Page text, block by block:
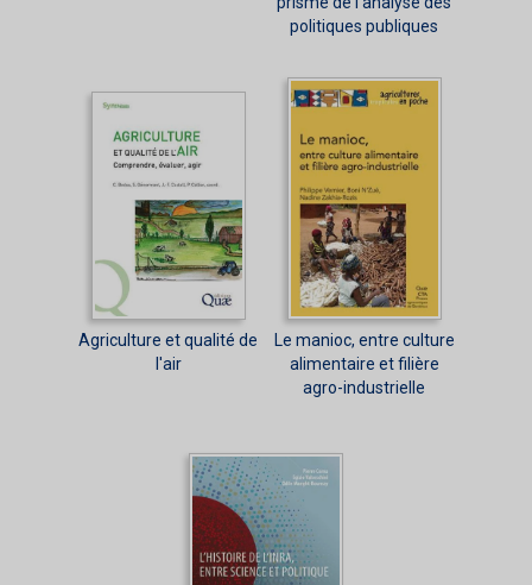
politiques publiques
Agriculture et qualité de
l'air
Le manioc, entre culture
alimentaire et filière
agro-industrielle